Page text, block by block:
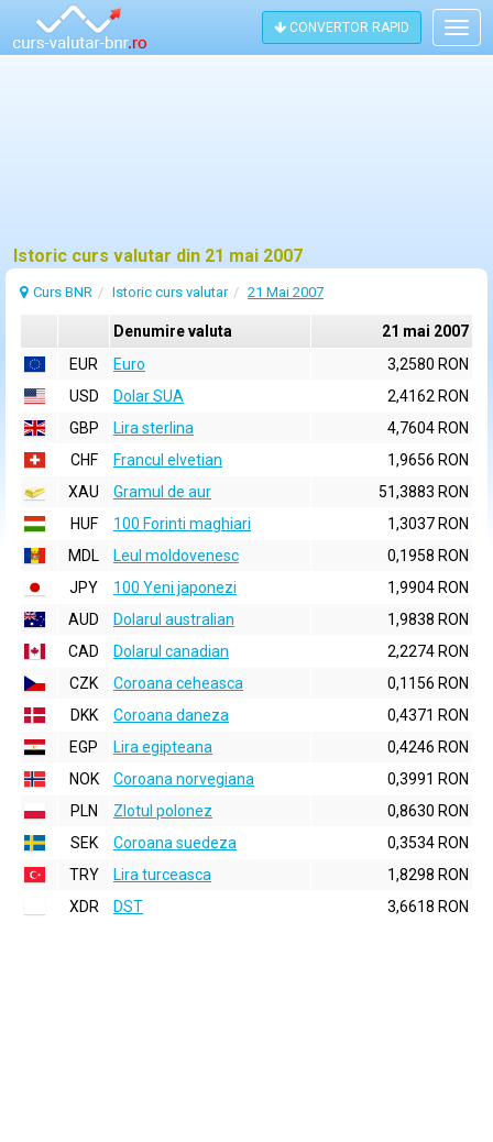
CONVERTOR RAPID
Istoric curs valutar din 21 mai 2007
Curs BNR Istoric curs valutar 21 Mai 2007
Denumire valuta
21 mai 2007
EUR
Euro
3,2580 RON
USD
Dolar SUA
2,4162 RON
GBP
Lira sterlina
4,7604 RON
CHF
Francul elvetian
1,9656 RON
XAU
Gramul de aur
51,3883 RON
HUF
100 Forinti maghiari
1,3037 RON
MDL
Leul moldovenesc
0,1958 RON
JPY
100 Yeni japonezi
1,9904 RON
AUD
Dolarul australian
1,9838 RON
CAD
Dolarul canadian
2,2274 RON
CZK
Coroana ceheasca
0,1156 RON
DKK
Coroana daneza
0,4371 RON
EGP
Lira egipteana
0,4246 RON
NOK
Coroana norvegiana
0,3991 RON
PLN
Zlotul polonez
0,8630 RON
SEK
Coroana suedeza
0,3534 RON
TRY
Lira turceasca
1,8298 RON
XDR
DST 3,6618 RON